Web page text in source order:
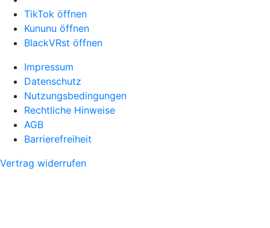
TikTok öffnen
Kununu öffnen
BlackVRst öffnen
Impressum
Datenschutz
Nutzungsbedingungen
Rechtliche Hinweise
AGB
Barrierefreiheit
Vertrag widerrufen